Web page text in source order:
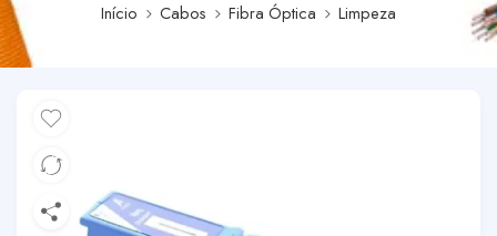
Início Cabos Fibra Óptica Limpeza